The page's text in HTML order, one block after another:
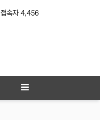
접속자 4,456